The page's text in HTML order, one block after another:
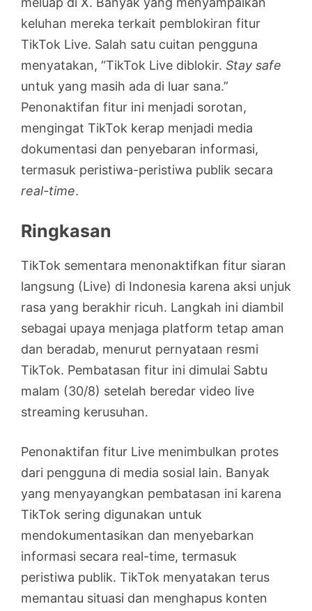
keluhan mereka terkait pemblokiran fitur
TikTok Live. Salah satu cuitan pengguna
menyatakan, “TikTok Live diblokir. Stay safe
untuk yang masih ada di luar sana.”
Penonaktifan fitur ini menjadi sorotan,
mengingat TikTok kerap menjadi media
dokumentasi dan penyebaran informasi,
termasuk peristiwa-peristiwa publik secara
real-time.
Ringkasan
TikTok sementara menonaktifkan fitur siaran
langsung (Live) di Indonesia karena aksi unjuk
rasa yang berakhir ricuh. Langkah ini diambil
sebagai upaya menjaga platform tetap aman
dan beradab, menurut pernyataan resmi
TikTok. Pembatasan fitur ini dimulai Sabtu
malam (30/8) setelah beredar video live
streaming kerusuhan.
Penonaktifan fitur Live menimbulkan protes
dari pengguna di media sosial lain. Banyak
yang menyayangkan pembatasan ini karena
TikTok sering digunakan untuk
mendokumentasikan dan menyebarkan
informasi secara real-time, termasuk
peristiwa publik. TikTok menyatakan terus
memantau situasi dan menghapus konten